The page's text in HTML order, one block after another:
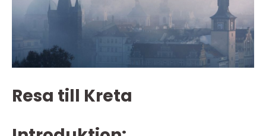
Resa till Kreta